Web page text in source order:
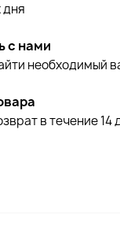
дня
с нами
необходимый
в течение 14